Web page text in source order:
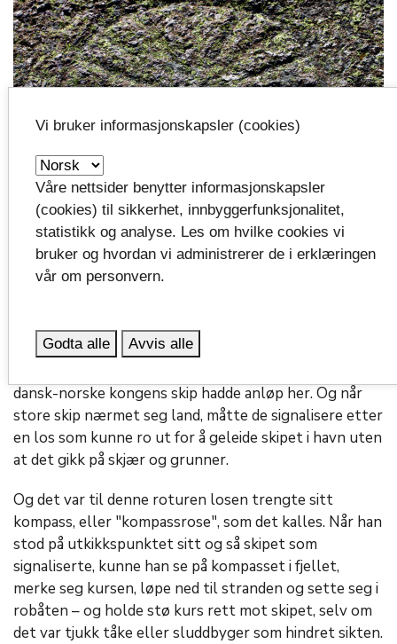
For 450 år siden satt det en mann og hogg et hjul inn i
granittfjellet på Østre Bolæren. Han ga hjulet en
diameter på 25 cm og 16 "eiker".
Fra middelalderen og opp til 1800-tallet var Østre
Bolæren en populær losseplass og anløpshavn for
dansk-norske kongens skip hadde anløp her. Og når
store skip nærmet seg land, måtte de signalisere etter
en los som kunne ro ut for å geleide skipet i havn uten
at det gikk på skjær og grunner.
Og det var til denne roturen losen trengte sitt
kompass, eller "kompassrose", som det kalles. Når han
stod på utkikkspunktet sitt og så skipet som
signaliserte, kunne han se på kompasset i fjellet,
merke seg kursen, løpe ned til stranden og sette seg i
robåten – og holde stø kurs rett mot skipet, selv om
det var tjukk tåke eller sluddbyger som hindret sikten.
Vi bruker informasjonskapsler (cookies)
Våre nettsider benytter informasjonskapsler
(cookies) til sikkerhet, innbyggerfunksjonalitet,
statistikk og analyse. Les om hvilke cookies vi
bruker og hvordan vi administrerer de i erklæringen
vår om personvern.
Godta alle Avvis alle